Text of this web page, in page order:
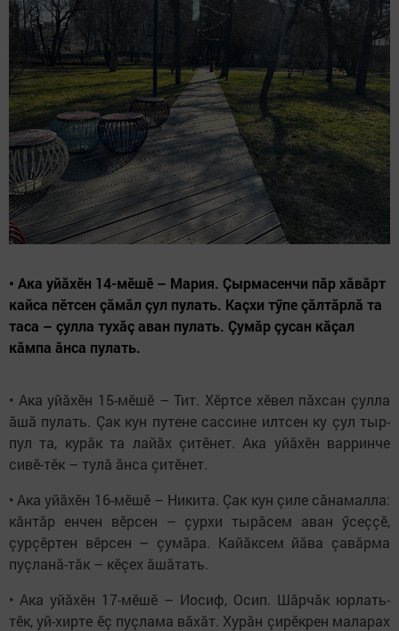
• Ака уйăхӗн 14-мӗшӗ – Мария. Çырмасенчи пăр хăвăрт
кайса пӗтсен çăмăл çул пулать. Каçхи тӳпе çăлтăрлă та
таса – çулла тухăç аван пулать. Çумăр çусан кăçал
кăмпа ăнса пулать.
• Ака уйăхӗн 15-мӗшӗ – Тит. Хӗртсе хӗвел пăхсан çулла
ăшă пулать. Çак кун путене сассине илтсен ку çул тыр-
пул та, курăк та лайăх çитӗнет. Ака уйăхӗн варринче
сивӗ-тӗк – тулă ăнса çитӗнет.
• Ака уйăхӗн 16-мӗшӗ – Никита. Çак кун çиле сăнамалла:
кăнтăр енчен вӗрсен – çурхи тырăсем аван ӳсеççӗ,
çурçӗртен вӗрсен – çумăра. Кайăксем йăва çавăрма
пуçланă-тăк – кӗçех ăшăтать.
• Ака уйăхӗн 17-мӗшӗ – Иосиф, Осип. Шăрчăк юрлать-
тӗк, уй-хирте ӗç пуçлама вăхăт. Хурăн çирӗкрен маларах